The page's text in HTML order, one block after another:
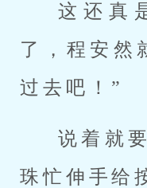
这还真
了，程安然
过去吧！”
说着就
珠忙伸手给